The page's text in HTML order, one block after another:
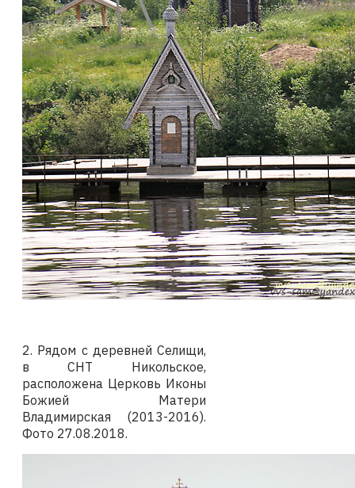
2. Рядом с деревней Селищи,
в СНТ Никольское,
расположена Церковь Иконы
Божией Матери
Владимирская (2013-2016).
Фото 27.08.2018.